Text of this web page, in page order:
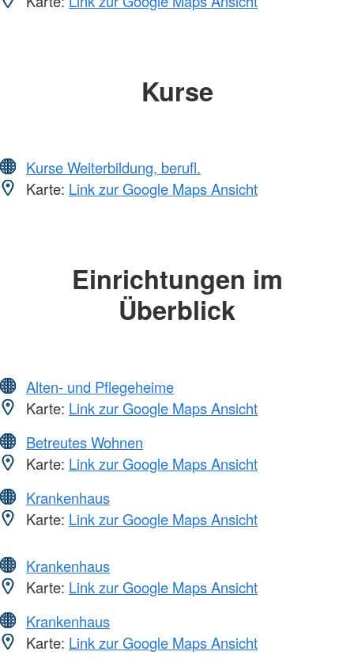
Kurse
Kurse Weiterbildung, berufl.
Karte: Link zur Google Maps Ansicht
Einrichtungen im
Überblick
Alten- und Pflegeheime
Karte: Link zur Google Maps Ansicht
Betreutes Wohnen
Karte: Link zur Google Maps Ansicht
Krankenhaus
Karte: Link zur Google Maps Ansicht
Krankenhaus
Karte: Link zur Google Maps Ansicht
Krankenhaus
Karte: Link zur Google Maps Ansicht